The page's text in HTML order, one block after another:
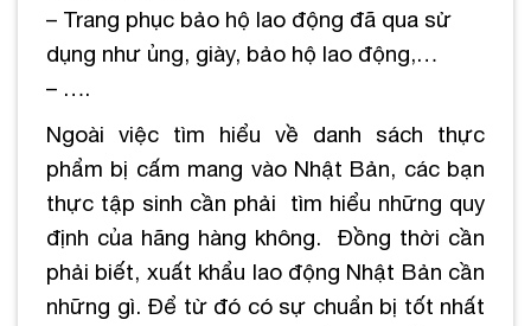
– Trang phục bảo hộ lao động đã qua sử
dụng như ủng, giày, bảo hộ lao động,…
– ….
Ngoài việc tìm hiểu về danh sách thực
phẩm bị cấm mang vào Nhật Bản, các bạn
thực tập sinh cần phải tìm hiểu những quy
định của hãng hàng không. Đồng thời cần
phải biết, xuất khẩu lao động Nhật Bản cần
những gì. Để từ đó có sự chuẩn bị tốt nhất